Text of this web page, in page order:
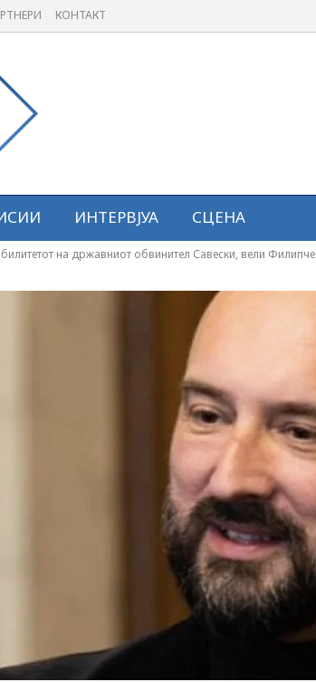
КОНТАКТ
ИНТЕРВЈУА СЦЕНА
на државниот обвинител Савески, вели Филипче